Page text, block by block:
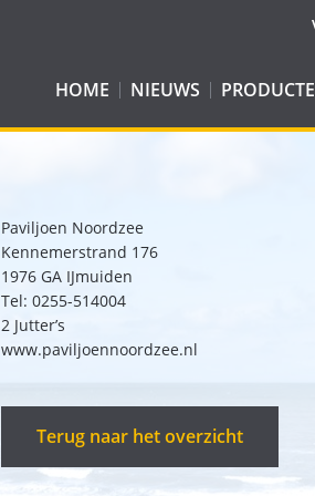
HOME NIEUWS
ROLSTOELEN
E-JUTTER WOMBAT
JUTTER COMPACT
JUTTER CLICK & GO
TERRAWHEELS
EASYWAY SKI
BRANCARD
EASY ROLLER
BOSROLLATOR
Paviljoen Noordzee
Kennemerstrand 176
1976 GA IJmuiden
Tel: 0255-514004
2 Jutter’s
www.paviljoennoordzee.nl
Terug naar het overzicht